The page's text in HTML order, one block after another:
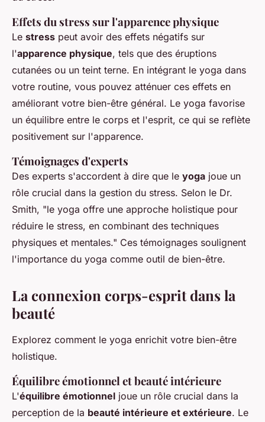
Effets du stress sur l'apparence physique
Le stress peut avoir des effets négatifs sur
l'apparence physique, tels que des éruptions
cutanées ou un teint terne. En intégrant le yoga dans
votre routine, vous pouvez atténuer ces effets en
améliorant votre bien-être général. Le yoga favorise
un équilibre entre le corps et l'esprit, ce qui se reflète
positivement sur l'apparence.
Témoignages d'experts
Des experts s'accordent à dire que le yoga joue un
rôle crucial dans la gestion du stress. Selon le Dr.
Smith, "le yoga offre une approche holistique pour
réduire le stress, en combinant des techniques
physiques et mentales." Ces témoignages soulignent
l'importance du yoga comme outil de bien-être.
La connexion corps-esprit dans la
beauté
Explorez comment le yoga enrichit votre bien-être
holistique.
Équilibre émotionnel et beauté intérieure
L'équilibre émotionnel joue un rôle crucial dans la
perception de la beauté intérieure et extérieure. Le